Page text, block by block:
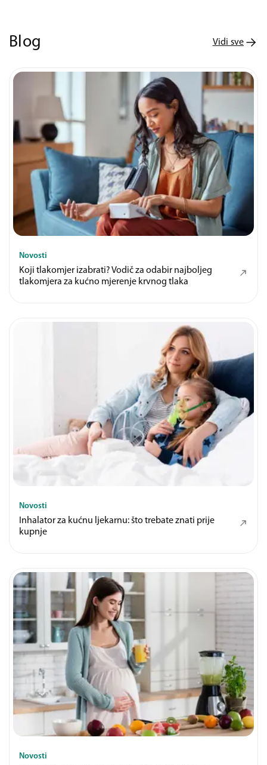
Blog Vidi sve
Novosti
Koji tlakomjer izabrati? Vodič za odabir najboljeg
tlakomjera za kućno mjerenje krvnog tlaka
Novosti
Inhalator za kućnu ljekarnu: što trebate znati prije
kupnje
Novosti